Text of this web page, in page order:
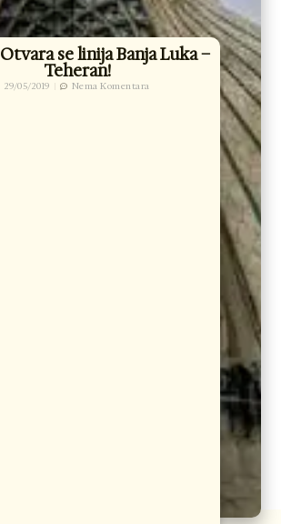
se linija Banja Luka –
Teheran!
29/05/2019 Nema Komentara